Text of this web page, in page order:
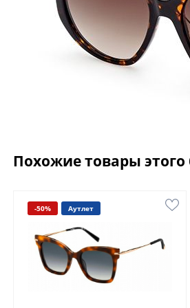
Похожие товары этого
-50% Аутлет